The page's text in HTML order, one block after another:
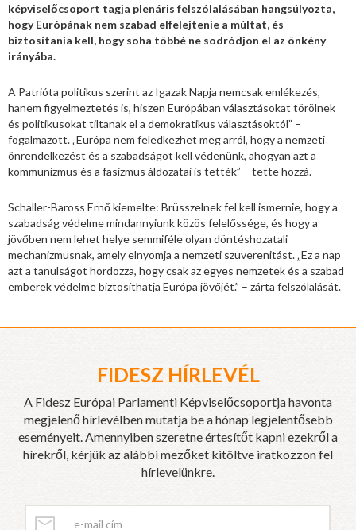
képviselőcsoport tagja plenáris felszólalásában hangsúlyozta,
hogy Európának nem szabad elfelejtenie a múltat, és
biztosítania kell, hogy soha többé ne sodródjon el az önkény
irányába.
A Patrióta politikus szerint az Igazak Napja nemcsak emlékezés,
hanem figyelmeztetés is, hiszen Európában választásokat törölnek
és politikusokat tiltanak el a demokratikus választásoktól” –
fogalmazott. „Európa nem feledkezhet meg arról, hogy a nemzeti
önrendelkezést és a szabadságot kell védenünk, ahogyan azt a
kommunizmus és a fasizmus áldozatai is tették” – tette hozzá.
Schaller-Baross Ernő kiemelte: Brüsszelnek fel kell ismernie, hogy a
szabadság védelme mindannyiunk közös felelőssége, és hogy a
jövőben nem lehet helye semmiféle olyan döntéshozatali
mechanizmusnak, amely elnyomja a nemzeti szuverenitást. „Ez a nap
azt a tanulságot hordozza, hogy csak az egyes nemzetek és a szabad
emberek védelme biztosíthatja Európa jövőjét.” – zárta felszólalását.
FIDESZ HÍRLEVÉL
A Fidesz Európai Parlamenti Képviselőcsoportja havonta
megjelenő hírlevélben mutatja be a hónap legjelentősebb
eseményeit. Amennyiben szeretne értesítőt kapni ezekről a
hírekről, kérjük az alábbi mezőket kitöltve iratkozzon fel
hírlevelünkre.